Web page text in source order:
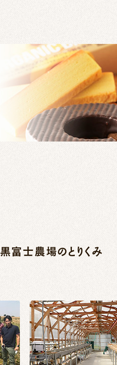
黒富士農場のとりくみ